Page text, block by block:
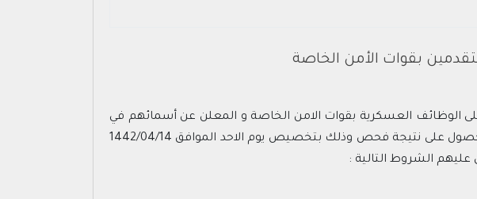
بقوات الأمن الخاصة
الوظائف العسكرية بقوات الامن الخاصة و المعلن عن أسمائهم في
الفرز المبدئي ممن لم يتمكنوا من الحضور بسبب ايجابية فحص كورونا او عدم تمكنهم من الحصول على نتيجة فحص وذلك بتخصيص يوم الاحد الموافق 1442/04/14